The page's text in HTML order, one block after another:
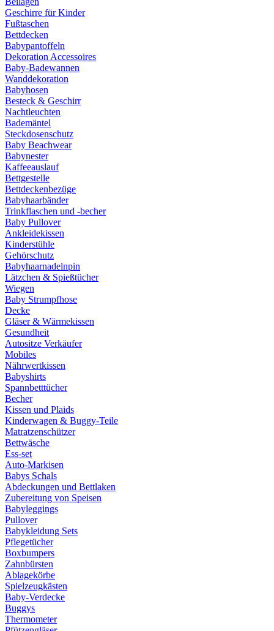
Geschirre für Kinder
Fußtaschen
Bettdecken
Babypantoffeln
Dekoration Accessoires
Baby-Badewannen
Wanddekoration
Babyhosen
Besteck & Geschirr
Nachtleuchten
Bademäntel
Steckdosenschutz
Baby Beachwear
Babynester
Kaffeeauslauf
Bettgestelle
Bettdeckenbezüge
Babyhaarbänder
Trinkflaschen und -becher
Baby Pullover
Ankleidekissen
Kinderstühle
Gehörschutz
Babyhaarnadelnpin
Lätzchen & Spießtücher
Wiegen
Baby Strumpfhose
Decke
Gläser & Wärmekissen
Gesundheit
Autositze Verkäufer
Mobiles
Nährwertkissen
Babyshirts
Spannbetttücher
Becher
Kissen und Plaids
Kinderwagen & Buggy-Teile
Matratzenschützer
Bettwäsche
Ess-set
Auto-Markisen
Babys Schals
Abdeckungen und Bettlaken
Zubereitung von Speisen
Babyleggings
Pullover
Babykleidung Sets
Pflegetücher
Boxbumpers
Zahnbürsten
Ablagekörbe
Spielzeugkästen
Baby-Verdecke
Buggys
Thermometer